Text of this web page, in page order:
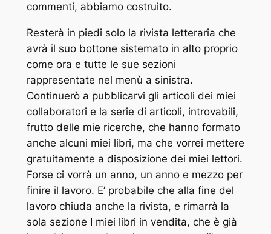
commenti, abbiamo costruito.
Resterà in piedi solo la rivista letteraria che
avrà il suo bottone sistemato in alto proprio
come ora e tutte le sue sezioni
rappresentate nel menù a sinistra.
Continuerò a pubblicarvi gli articoli dei miei
collaboratori e la serie di articoli, introvabili,
frutto delle mie ricerche, che hanno formato
anche alcuni miei libri, ma che vorrei mettere
gratuitamente a disposizione dei miei lettori.
Forse ci vorrà un anno, un anno e mezzo per
finire il lavoro. E’ probabile che alla fine del
lavoro chiuda anche la rivista, e rimarrà la
sola sezione I miei libri in vendita, che è già